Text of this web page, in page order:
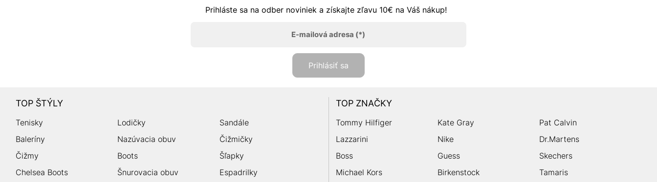
Prihláste sa na odber noviniek a získajte zľavu 10€ na Váš nákup!
E-mailová adresa (*)
Prihlásiť sa
TOP ŠTÝLY
Tenisky Lodičky
Sandále
Baleríny
Nazúvacia obuv
Čižmičky
Čižmy
Boots
Šľapky
Chelsea Boots
Šnurovacia obuv
Espadrilky
TOP ZNAČKY
Tommy Hilfiger Kate Gray
Pat Calvin
Lazzarini
Nike
Dr.Martens
Boss
Guess
Skechers
Michael Kors
Birkenstock
Tamaris